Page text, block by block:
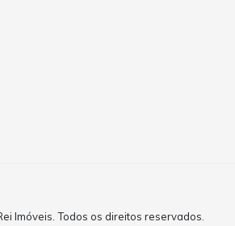
Imóveis. Todos os direitos reservados.